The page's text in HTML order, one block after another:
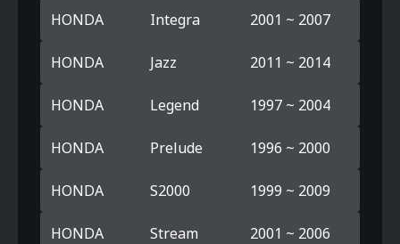
HONDA Integra 2001 ~ 2007
HONDA Jazz 2011 ~ 2014
HONDA Legend 1997 ~ 2004
HONDA Prelude 1996 ~ 2000
HONDA S2000 1999 ~ 2009
HONDA Stream 2001 ~ 2006